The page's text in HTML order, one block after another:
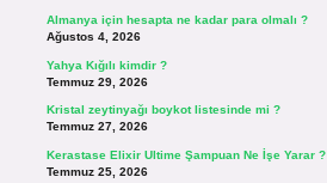
Almanya için hesapta ne kadar para olmalı ?
Ağustos 4, 2026
Yahya Kığılı kimdir ?
Temmuz 29, 2026
Kristal zeytinyağı boykot listesinde mi ?
Temmuz 27, 2026
Kerastase Elixir Ultime Şampuan Ne İşe Yarar ?
Temmuz 25, 2026